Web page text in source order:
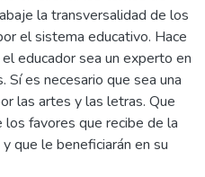
la transversalidad de los
el sistema educativo. Hace
educador sea un experto en
Sí es necesario que sea una
las artes y las letras. Que
favores que recibe de la
que le beneficiarán en su